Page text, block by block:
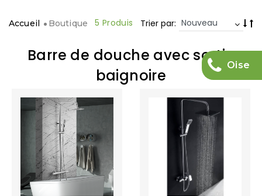
Oise
Accueil Boutique 5 Produis Trier par:
Barre de douche avec sortie
baignoire